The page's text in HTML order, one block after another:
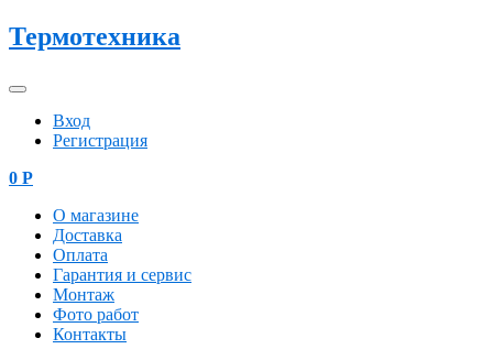
Термотехника
Вход
Регистрация
0 Р
О магазине
Доставка
Оплата
Гарантия и сервис
Монтаж
Фото работ
Контакты